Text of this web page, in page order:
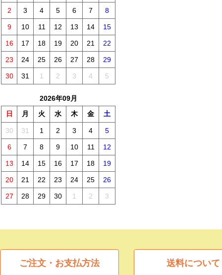
2 3 4 5 6 7 8
9 10 11 12 13 14 15
16 17 18 19 20 21 22
23 24 25 26 27 28 29
30 31 1 2 3 4 5
2026年09月
日
月 火 水 木 金 土
30 31 1 2 3 4 5
6 7 8 9 10 11 12
13 14 15 16 17 18 19
20 21 22 23 24 25 26
27 28 29 30 1 2 3
ご注文・お支払方法 送料について